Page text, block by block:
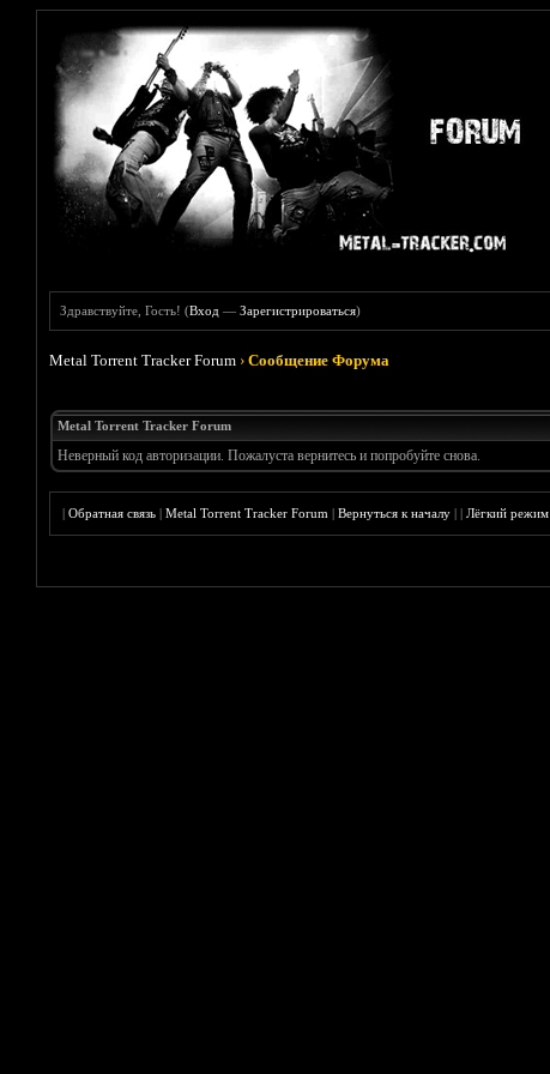
Здравствуйте, Гость! (Вход —Зарегистрироваться)
Metal Torrent Tracker Forum ›Сообщение Форума
Metal Torrent Tracker Forum
Неверный код авторизации. Пожалуста вернитесь и попробуйте снова.
|Обратная связь |Metal Torrent Tracker Forum |Вернуться к началу ||Лёгкий режим